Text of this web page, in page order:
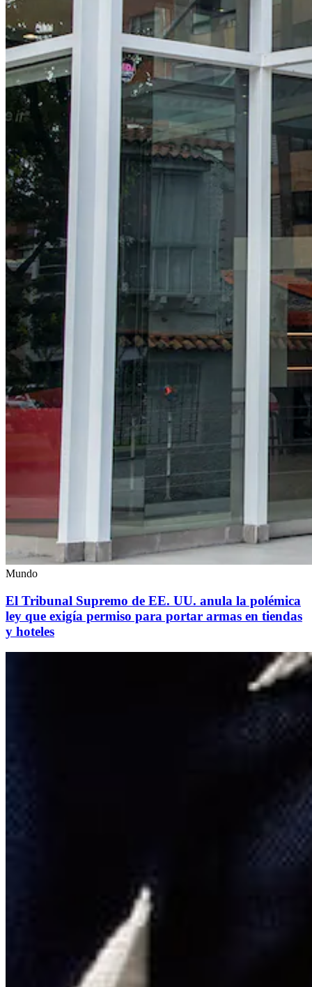
Mundo
El Tribunal Supremo de EE. UU. anula la polémica
ley que exigía permiso para portar armas en tiendas
y hoteles